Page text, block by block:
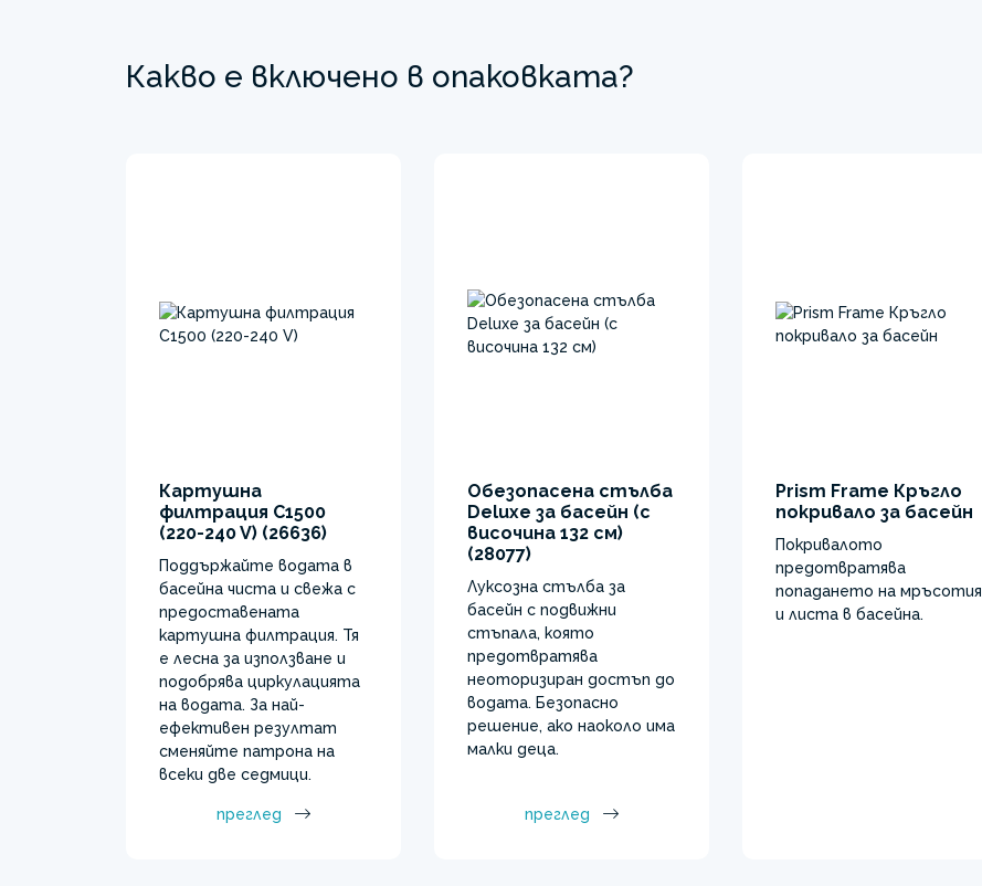
Какво е включено в опаковката?
Картушна
филтрация C1500
(220-240 V) (26636)
Поддържайте водата в
басейна чиста и свежа с
предоставената
картушна филтрация. Тя
е лесна за използване и
подобрява циркулацията
на водата. За най-
ефективен резултат
сменяйте патрона на
всеки две седмици.
преглед
Обезопасена стълба
Deluxe за басейн (с
височина 132 см)
(28077)
Луксозна стълба за
басейн с подвижни
стъпала, която
предотвратява
неоторизиран достъп до
водата. Безопасно
решение, ако наоколо има
малки деца.
преглед
Prism Frame Кръгло
покривало за басейн
Покривалото
предотвратява
попадането на мръсотия
и листа в басейна.